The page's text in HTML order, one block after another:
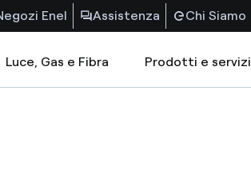
Enel Assistenza Chi Siamo
Luce, Gas e Fibra Prodotti e servizi